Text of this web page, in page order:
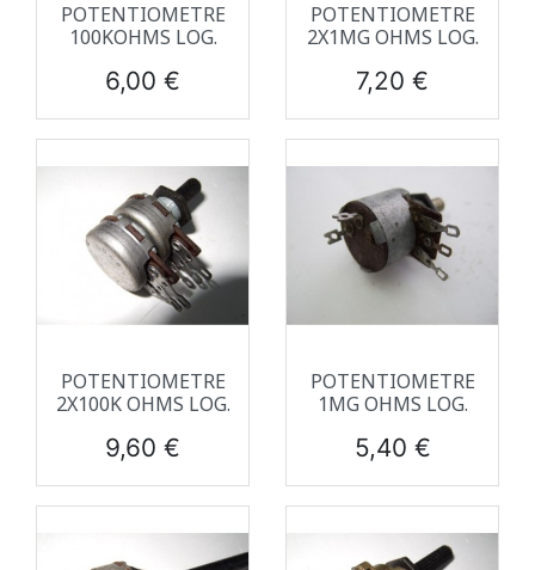
POTENTIOMETRE
100KOHMS LOG.
Prix
6,00 €
POTENTIOMETRE
2X1MG OHMS LOG.
Prix
7,20 €
POTENTIOMETRE
2X100K OHMS LOG.
Prix
9,60 €
POTENTIOMETRE
1MG OHMS LOG.
Prix
5,40 €